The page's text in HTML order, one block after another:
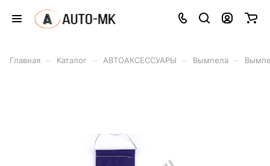
Главная Каталог АВТОАКСЕССУАРЫ Вымпела